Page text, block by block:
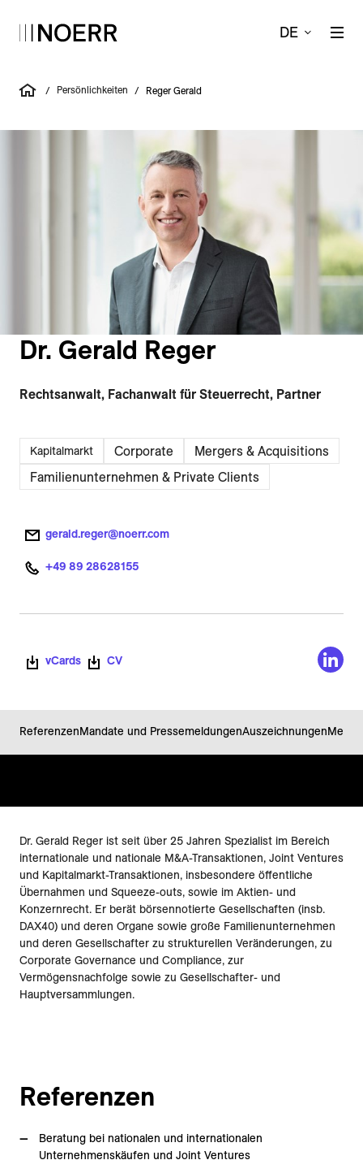
DE
/ Persönlichkeiten / Reger Gerald
Dr. Gerald Reger
Rechtsanwalt, Fachanwalt für Steuerrecht, Partner
Kapitalmarkt Corporate
Mergers & Acquisitions
Familienunternehmen & Private Clients
gerald.reger@noerr.com
+49 89 28628155
vCards CV
ReferenzenMandate und PressemeldungenAuszeichnungenMeine
Dr. Gerald Reger ist seit über 25 Jahren Spezialist im Bereich
internationale und nationale M&A-Transaktionen, Joint Ventures
und Kapitalmarkt-Transaktionen, insbesondere öffentliche
Übernahmen und Squeeze-outs, sowie im Aktien- und
Konzernrecht. Er berät börsennotierte Gesellschaften (insb.
DAX40) und deren Organe sowie große Familienunternehmen
und deren Gesellschafter zu strukturellen Veränderungen, zu
Corporate Governance und Compliance, zur
Vermögensnachfolge sowie zu Gesellschafter- und
Hauptversammlungen.
Referenzen
Beratung bei nationalen und internationalen
Unternehmenskäufen und Joint Ventures